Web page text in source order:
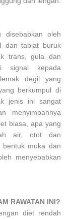
disebabkan oleh
dan tabiat buruk
trans, gula dan
signal kepada
degil yang
berkumpul di
jenis ini sangat
menyimpannya
biasa, apa yang
air, otot dan
bentuk muka dan
menyebabkan
RAWATAN INI?
diet rendah